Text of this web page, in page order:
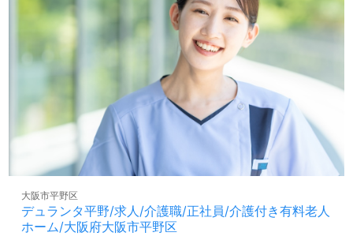
なくお願いします。
全国の求人ご紹介！医療/福祉業界の正社員/パート求人探
しは【ウィルオブ介護】＊求人情報収集、将来的に検討の
LINE、メール、お電話などご希望に応じてお問い合わせ/ご
相談可能です。転職相談、求人紹介、年収交渉など完全無
料サービスをご利用いただけます。＜非公開求人も取扱い
あり！＞"転職支援"のプロと一緒に転職活動！お問い合わ
せお待ちしております。
デュランタ平野/求人/介護職/正社員/介護付き有料老人
ホーム/大阪府大阪市平野区
大阪市平野区